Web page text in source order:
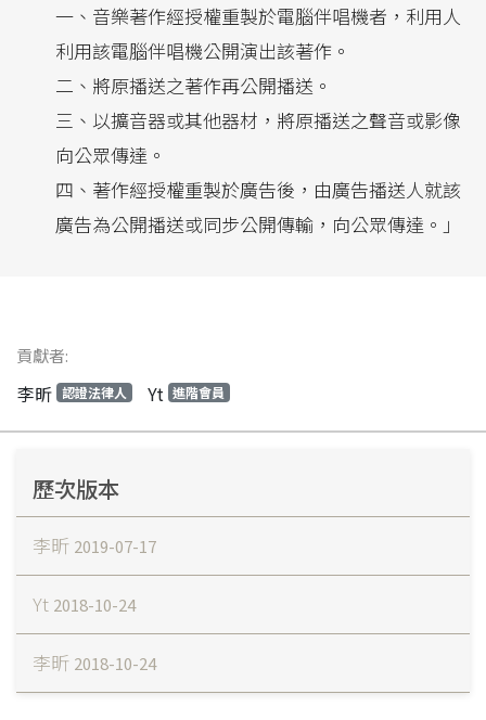
一、音樂著作經授權重製於電腦伴唱機者，利用人
利用該電腦伴唱機公開演出該著作。
二、將原播送之著作再公開播送。
三、以擴音器或其他器材，將原播送之聲音或影像
向公眾傳達。
四、著作經授權重製於廣告後，由廣告播送人就該
廣告為公開播送或同步公開傳輸，向公眾傳達。｣
貢獻者:
李昕 認證法律人 Yt 進階會員
歷次版本
李昕 2019-07-17
Yt 2018-10-24
李昕 2018-10-24